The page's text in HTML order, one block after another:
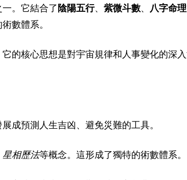
。它結合了 陰陽五行、紫微斗數、 八字命理
數體系。
的核心思想是對宇宙規律和人事變化的深
成預測人生吉凶、避免災難的工具。
星相歷法等概念。這形成了獨特的術數體系。